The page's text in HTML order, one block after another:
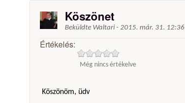
Köszönet
Beküldte Waltari - 2015. már. 31. 12:36
Értékelés:
Még nincs értékelve
Köszönöm, üdv